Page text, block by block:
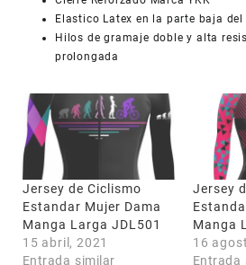
Elastico Latex en la parte baja del
Hilos de gramaje doble y alta
prolongada
Jersey de Ciclismo
Estandar Mujer Dama
Manga Larga JDL501
15 abril, 2021
Entrada similar
Jersey
Manga
16
Entrada